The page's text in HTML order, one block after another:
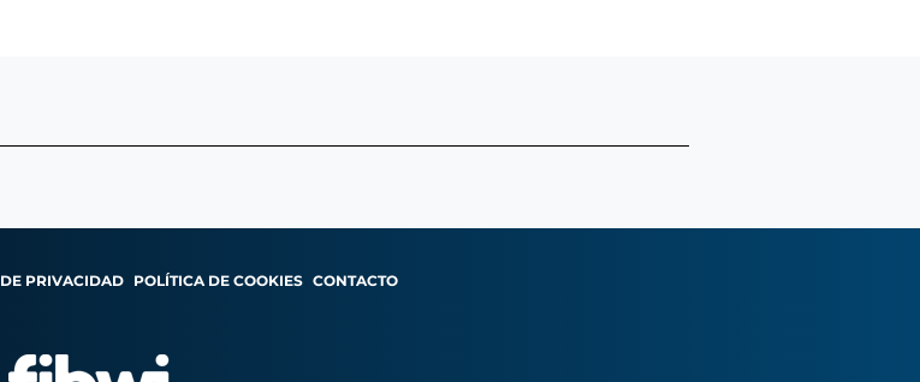
PRIVACIDAD POLÍTICA DE COOKIES CONTACTO